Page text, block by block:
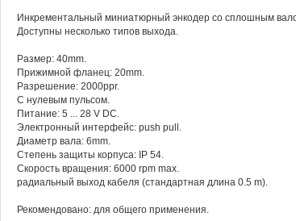
Инкрементальный миниатюрный энкодер со сплошным
Доступны несколько типов выхода.
Размер: 40mm.
Прижимной фланец: 20mm.
Разрешение: 2000ppr.
С нулевым пульсом.
Питание: 5 ... 28 V DC.
Электронный интерфейс: push pull.
Диаметр вала: 6mm.
Степень защиты корпуса: IP 54.
Скорость вращения: 6000 rpm max.
радиальный выход кабеля (стандартная длина 0.5 m).
Рекомендовано: для общего применения.